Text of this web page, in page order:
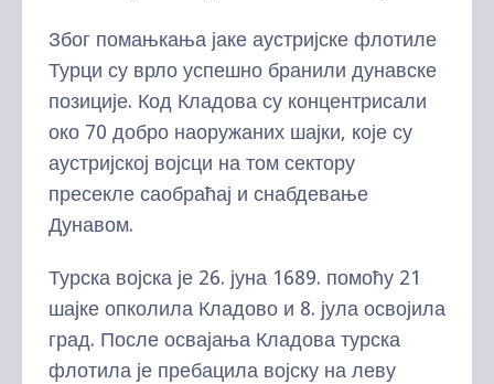
Због помањкања јаке аустријске флотиле
Турци су врло успешно бранили дунавске
позиције. Код Кладова су концентрисали
око 70 добро наоружаних шајки, које су
аустријској војсци на том сектору
пресекле саобраћај и снабдевање
Дунавом.
Турска војска је 26. јуна 1689. помоћу 21
шајке опколила Кладово и 8. јула освојила
град. После освајања Кладова турска
флотила је пребацила војску на леву